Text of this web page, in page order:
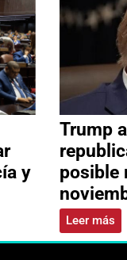
y
Trump
posible
Leer más